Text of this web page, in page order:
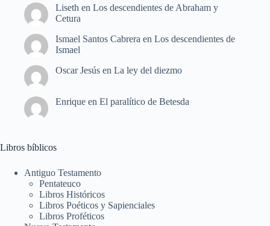
Liseth en Los descendientes de Abraham y
Cetura
Ismael Santos Cabrera en Los descendientes de
Ismael
Oscar Jesús en La ley del diezmo
Enrique en El paralítico de Betesda
Libros bíblicos
Antiguo Testamento
Pentateuco
Libros Históricos
Libros Poéticos y Sapienciales
Libros Proféticos